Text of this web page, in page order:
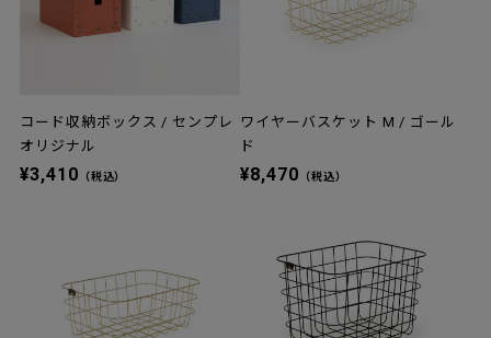
コード収納ボックス / センプレ
オリジナル
¥3,410 （税込）
ワイヤーバスケット M / ゴール
ド
¥8,470 （税込）